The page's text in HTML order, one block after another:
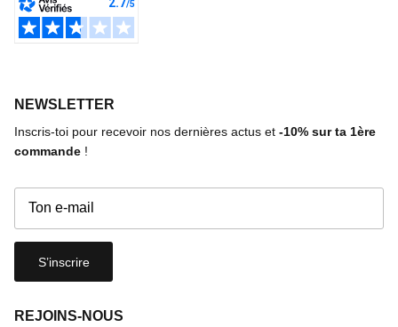
NEWSLETTER
Inscris-toi pour recevoir nos dernières actus et -10% sur ta 1ère
commande !
S’inscrire
REJOINS-NOUS